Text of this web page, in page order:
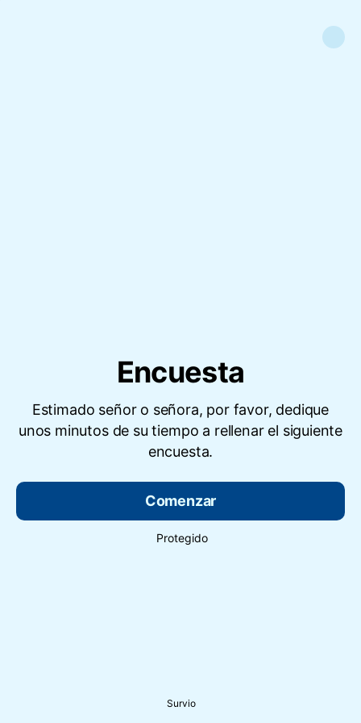
Estimado señor o señora, por favor, dedique
unos minutos de su tiempo a rellenar el siguiente
encuesta.
Comenzar
Protegido
Survio